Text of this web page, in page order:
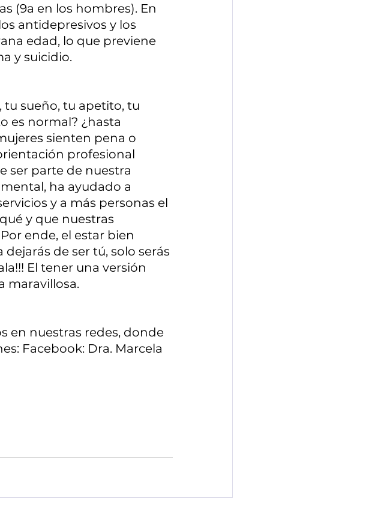
(9a en los hombres). En
antidepresivos y los
edad, lo que previene
y suicidio.
tu sueño, tu apetito, tu
es normal? ¿hasta
sienten pena o
profesional
ser parte de nuestra
ha ayudado a
y a más personas el
y que nuestras
ende, el estar bien
de ser tú, solo serás
El tener una versión
maravillosa.
en nuestras redes, donde
Facebook: Dra. Marcela